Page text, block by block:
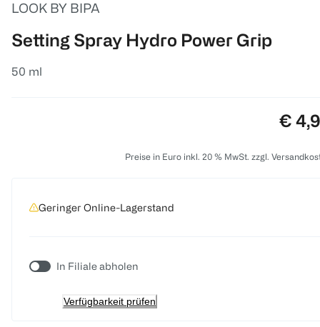
LOOK BY BIPA
Setting Spray Hydro Power Grip
50 ml
€
Preise in Euro inkl. 20 % MwSt. zzgl.
Geringer Online-Lagerstand
In Filiale abholen
Verfügbarkeit prüfen